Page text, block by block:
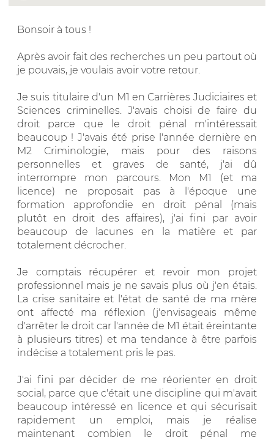
Bonsoir à tous !
Après avoir fait des recherches un peu partout où
je pouvais, je voulais avoir votre retour.
Je suis titulaire d'un M1 en Carrières Judiciaires et
Sciences criminelles. J'avais choisi de faire du
droit parce que le droit pénal m'intéressait
beaucoup ! J'avais été prise l'année dernière en
M2 Criminologie, mais pour des raisons
personnelles et graves de santé, j'ai dû
interrompre mon parcours. Mon M1 (et ma
licence) ne proposait pas à l'époque une
formation approfondie en droit pénal (mais
plutôt en droit des affaires), j'ai fini par avoir
beaucoup de lacunes en la matière et par
totalement décrocher.
Je comptais récupérer et revoir mon projet
professionnel mais je ne savais plus où j'en étais.
La crise sanitaire et l'état de santé de ma mère
ont affecté ma réflexion (j'envisageais même
d'arrêter le droit car l'année de M1 était éreintante
à plusieurs titres) et ma tendance à être parfois
indécise a totalement pris le pas.
J'ai fini par décider de me réorienter en droit
social, parce que c'était une discipline qui m'avait
beaucoup intéressé en licence et qui sécurisait
rapidement un emploi, mais je réalise
maintenant combien le droit pénal me